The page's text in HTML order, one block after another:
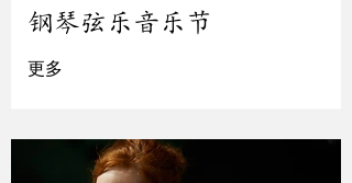
钢琴弦乐音乐节
更多